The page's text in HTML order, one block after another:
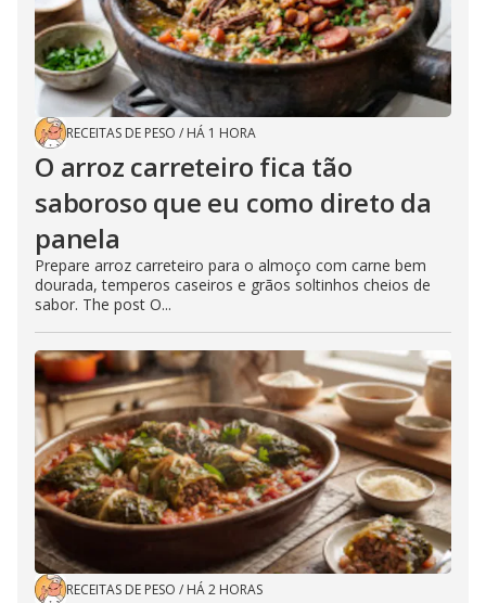
RECEITAS DE PESO / HÁ 1 HORA
O arroz carreteiro fica tão
saboroso que eu como direto da
panela
Prepare arroz carreteiro para o almoço com carne bem
dourada, temperos caseiros e grãos soltinhos cheios de
sabor. The post O...
RECEITAS DE PESO / HÁ 2 HORAS